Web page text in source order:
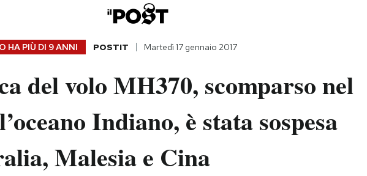
HA PIÙ DI 9 ANNI POSTIT Martedì 17 gennaio 2017
del volo MH370, scomparso nel
Indiano, è stata sospesa
Malesia e Cina